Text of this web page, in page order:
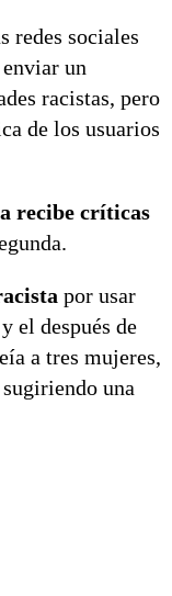
redes sociales
un
racistas, pero
de los usuarios
recibe críticas
por usar
el después de
a tres mujeres,
una